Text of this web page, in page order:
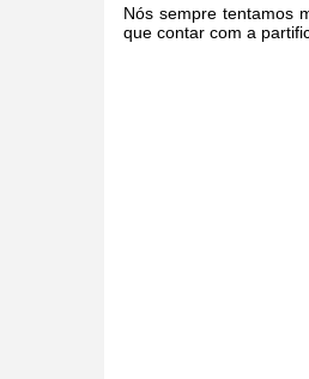
Nós sempre tentamos
que contar com a